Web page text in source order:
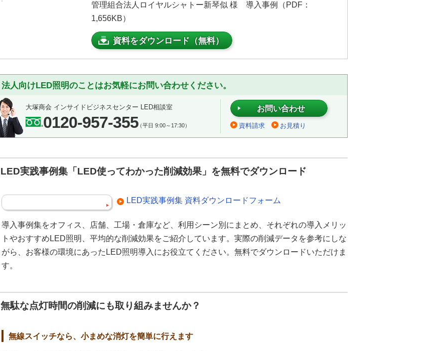
管理組合法人ロイヤルシャトー新琴似 様 導入事例（PDF：
1,656KB）
資料をダウンロード（無料）
法人向けLED照明のことはお気軽にお問い合わせください。
大塚商会 インサイドビジネスセンター LED相談室
0120-957-355（平日 9:00～17:30）
お問い合わせ
資料請求 お見積り
LED実践事例集「LED使ってわかった削減効果」を無料でダウンロード
LED実践事例集 資料ダウンロードフォーム
導入事例集をオフィス、店舗、工場・倉庫など、利用シーン別にまとめ、それぞれの導入メリッ
トやおすすめLED照明、平均的な削減効果をご紹介しています。実際の削減データを参考にしな
がら、お客様の環境にあったLED照明導入にお役立てください。無料でダウンロードいただけま
す。
無駄な点灯時間の削減にも取り組みませんか？
無線スイッチなら、小まめな消灯を簡単に行えます